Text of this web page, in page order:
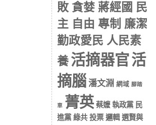
敗 貪婪 蔣經國 民
主 自由 專制 廉潔
勤政愛民 人民素
養 活摘器官活
摘腦 潘文淵 網域 腳踏
車 菁英 蔡嬤 執政黨 民
進黨 綠共 投票 邏輯 選賢與